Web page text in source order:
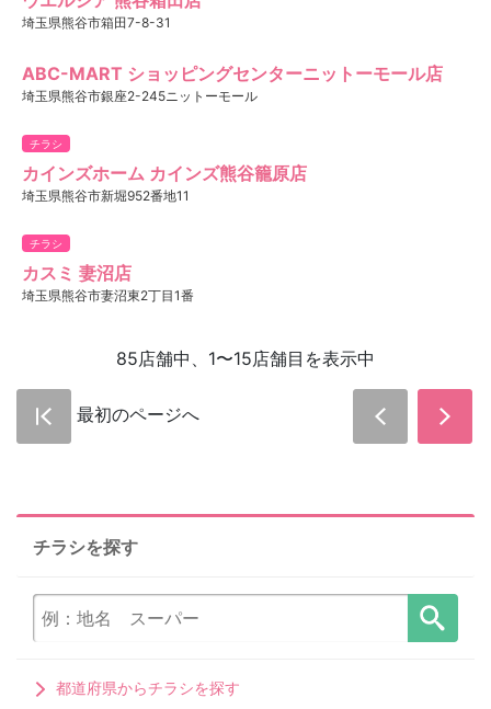
埼玉県熊谷市箱田7-8-31
ABC-MART ショッピングセンターニットーモール店
埼玉県熊谷市銀座2-245ニットーモール
チラシ
カインズホーム カインズ熊谷籠原店
埼玉県熊谷市新堀952番地11
チラシ
カスミ 妻沼店
埼玉県熊谷市妻沼東2丁目1番
85店舗中、1〜15店舗目を表示中
最初のページへ
チラシを探す
都道府県からチラシを探す